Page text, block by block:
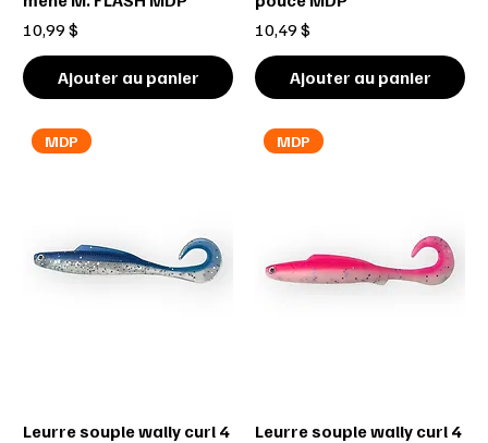
Prix
10,99 $
Ajouter au panier
Prix
10,49 $
Ajouter au panier
MDP
Leurre souple wally curl 4
MDP
Leurre souple wally curl 4